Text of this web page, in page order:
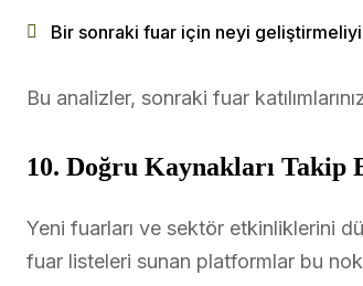
Bir sonraki fuar için neyi
Bu analizler, sonraki fuar
10. Doğru Kaynakları Takip
Yeni fuarları ve sektör etkinliklerini
fuar listeleri sunan platformlar bu